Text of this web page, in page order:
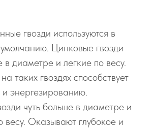
гвозди используются в
Цинковые гвозди
в диаметре и легкие по весу.
таких гвоздях способствует
энергезированию.
чуть больше в диаметре и
весу. Оказывают глубокое и